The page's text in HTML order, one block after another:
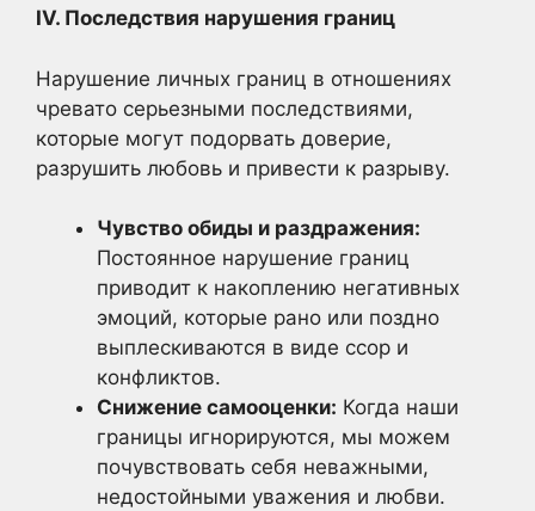
IV. Последствия нарушения границ
Нарушение личных границ в отношениях
чревато серьезными последствиями,
которые могут подорвать доверие,
разрушить любовь и привести к разрыву.
Чувство обиды и раздражения:
Постоянное нарушение границ
приводит к накоплению негативных
эмоций, которые рано или поздно
выплескиваются в виде ссор и
конфликтов.
Снижение самооценки: Когда наши
границы игнорируются, мы можем
почувствовать себя неважными,
недостойными уважения и любви.